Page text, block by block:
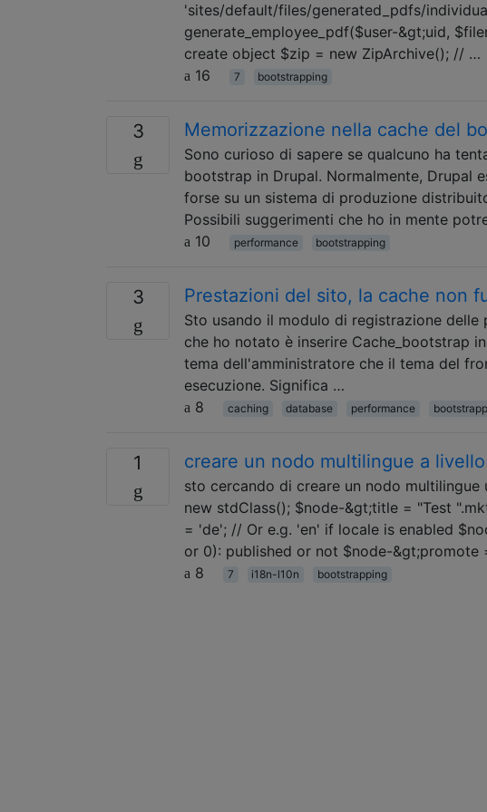
'sites/default/files/generated_pdfs/
generate_employee_pdf($user-&gt;uid,
create object $zip = new ZipArchive(); // …
16
7 bootstrapping
3 Memorizzazione nella cache del
Sono curioso di sapere se qualcuno ha
bootstrap in Drupal. Normalmente, Drupal
forse su un sistema di produzione
Possibili suggerimenti che ho in mente
10
performance bootstrapping
3 Prestazioni del sito, la cache non
Sto usando il modulo di registrazione delle
che ho notato è inserire Cache_bootstrap
tema dell'amministratore che il tema del
esecuzione. Significa …
8
caching database performance
1 creare un nodo multilingue a
sto cercando di creare un nodo
new stdClass(); $node-&gt;title = "Test
= 'de'; // Or e.g. 'en' if locale is enabled
or 0): published or not $node-&gt;promote
8
7 i18n-l10n bootstrapping